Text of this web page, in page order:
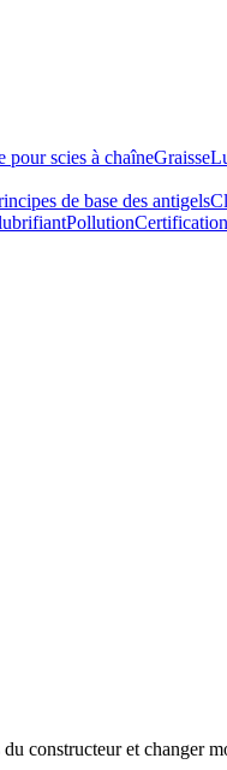
pour scies à chaîneGraisse
de base des antigels
Pollution
constructeur et changer